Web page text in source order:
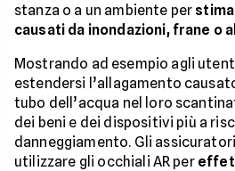
stanza o a un ambiente per
causati da inondazioni, frane o
Mostrando ad esempio agli
estendersi l’allagamento
tubo dell’acqua nel loro
dei beni e dei dispositivi più a
danneggiamento. Gli
utilizzare gli occhiali AR per